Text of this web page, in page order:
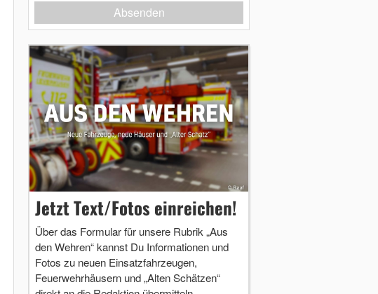
Absenden
Jetzt Text/Fotos einreichen!
Über das Formular für unsere Rubrik „Aus
den Wehren“ kannst Du Informationen und
Fotos zu neuen Einsatzfahrzeugen,
Feuerwehrhäusern und „Alten Schätzen“